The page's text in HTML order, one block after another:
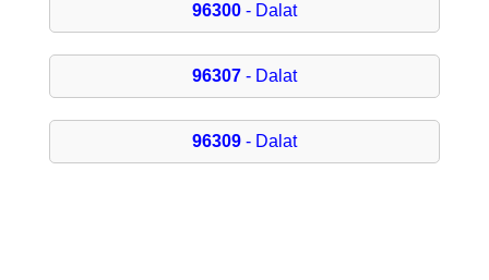
96300- Dalat
96307- Dalat
96309- Dalat